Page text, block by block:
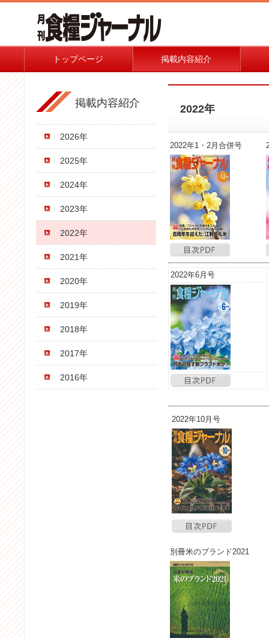
トップページ 掲載内容紹介
掲載内容紹介
2026年
2025年
2024年
2023年
2022年
2021年
2020年
2019年
2018年
2017年
2016年
2022年
2022年1・2月合併号
2022年6月号
2022年10月号
別冊米のブランド2021